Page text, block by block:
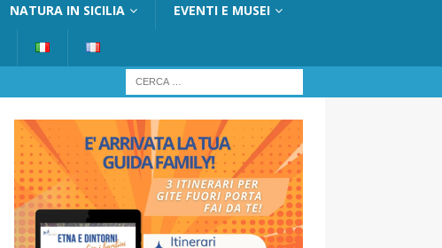
NATURA IN SICILIA EVENTI E MUSEI